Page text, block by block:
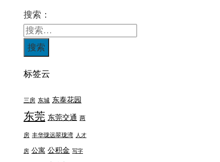
搜索：
标签云
三房 东城 东泰花园
东莞 东莞交通 两
房 丰华珑远翠珑湾 人才
房 公寓 公积金 写字